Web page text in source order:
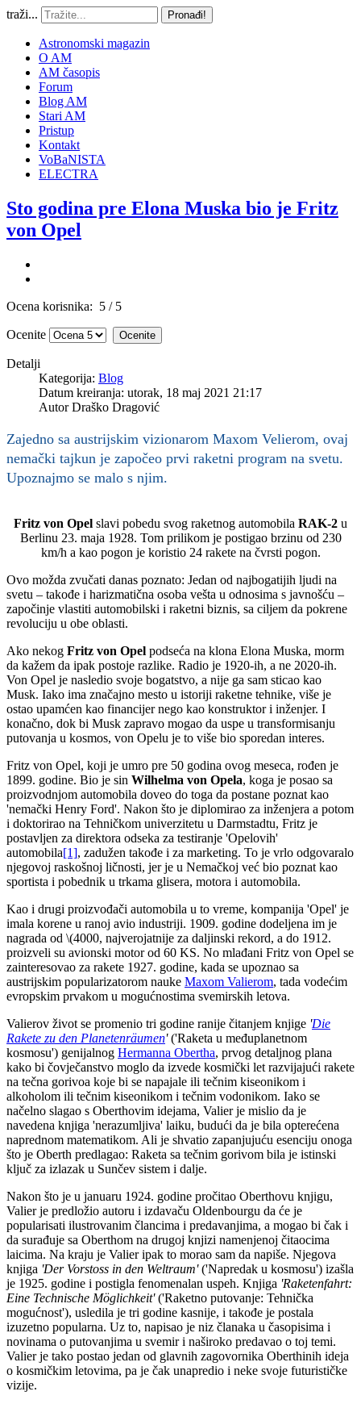
traži... Pronađi!
Astronomski magazin
O AM
AM časopis
Forum
Blog AM
Stari AM
Pristup
Kontakt
VoBaNISTA
ELECTRA
Sto godina pre Elona Muska bio je Fritz
von Opel
Ocena korisnika: 5 / 5
Ocenite
Detalji
Kategorija: Blog
Datum kreiranja: utorak, 18 maj 2021 21:17
AutorDraško Dragović
Zajedno sa austrijskim vizionarom Maxom Velierom, ovaj
nemački tajkun je započeo prvi raketni program na svetu.
Upoznajmo se malo s njim.
Fritz von Opel slavi pobedu svog raketnog automobila RAK-2 u
Berlinu 23. maja 1928. Tom prilikom je postigao brzinu od 230
km/h a kao pogon je koristio 24 rakete na čvrsti pogon.
Ovo možda zvučati danas poznato: Jedan od najbogatijih ljudi na
svetu – takođe i harizmatična osoba vešta u odnosima s javnošću –
započinje vlastiti automobilski i raketni biznis, sa ciljem da pokrene
revoluciju u obe oblasti.
Ako nekog Fritz von Opel podseća na klona Elona Muska, morm
da kažem da ipak postoje razlike. Radio je 1920-ih, a ne 2020-ih.
Von Opel je nasledio svoje bogatstvo, a nije ga sam sticao kao
Musk. Iako ima značajno mesto u istoriji raketne tehnike, više je
ostao upamćen kao financijer nego kao konstruktor i inženjer. I
konačno, dok bi Musk zapravo mogao da uspe u transformisanju
putovanja u kosmos, von Opelu je to više bio sporedan interes.
Fritz von Opel, koji je umro pre 50 godina ovog meseca, rođen je
1899. godine. Bio je sin Wilhelma von Opela, koga je posao sa
proizvodnjom automobila doveo do toga da postane poznat kao
'nemački Henry Ford'. Nakon što je diplomirao za inženjera a potom
i doktorirao na Tehničkom univerzitetu u Darmstadtu, Fritz je
postavljen za direktora odseka za testiranje 'Opelovih'
automobila[1], zadužen takođe i za marketing. To je vrlo odgovaralo
njegovoj raskošnoj ličnosti, jer je u Nemačkoj već bio poznat kao
sportista i pobednik u trkama glisera, motora i automobila.
Kao i drugi proizvođači automobila u to vreme, kompanija 'Opel' je
imala korene u ranoj avio industriji. 1909. godine dodeljena im je
nagrada od \(4000, najverojatnije za daljinski rekord, a do 1912.
proizveli su avionski motor od 60 KS. No mlađani Fritz von Opel se
zainteresovao za rakete 1927. godine, kada se upoznao sa
austrijskim popularizatorom nauke Maxom Valierom, tada vodećim
evropskim prvakom u mogućnostima svemirskih letova.
Valierov život se promenio tri godine ranije čitanjem knjige 'Die
Rakete zu den Planetenräumen'('Raketa u međuplanetnom
kosmosu') genijalnog Hermanna Obertha, prvog detaljnog plana
kako bi čovječanstvo moglo da izvede kosmički let razvijajući rakete
na tečna gorivoa koje bi se napajale ili tečnim kiseonikom i
alkoholom ili tečnim kiseonikom i tečnim vodonikom. Iako se
načelno slagao s Oberthovim idejama, Valier je mislio da je
navedena knjiga 'nerazumljiva' laiku, budući da je bila opterećena
naprednom matematikom. Ali je shvatio zapanjujuću esenciju onoga
što je Oberth predlagao: Raketa sa tečnim gorivom bila je istinski
ključ za izlazak u Sunčev sistem i dalje.
Nakon što je u januaru 1924. godine pročitao Oberthovu knjigu,
Valier je predložio autoru i izdavaču Oldenbourgu da će je
popularisati ilustrovanim člancima i predavanjima, a mogao bi čak i
da surađuje sa Oberthom na drugoj knjizi namenjenoj čitaocima
laicima. Na kraju je Valier ipak to morao sam da napiše. Njegova
knjiga 'Der Vorstoss in den Weltraum'('Napredak u kosmosu') izašla
je 1925. godine i postigla fenomenalan uspeh. Knjiga 'Raketenfahrt:
Eine Technische Möglichkeit'('Raketno putovanje: Tehnička
mogućnost'), usledila je tri godine kasnije, i takođe je postala
izuzetno popularna. Uz to, napisao je niz članaka u časopisima i
novinama o putovanjima u svemir i naširoko predavao o toj temi.
Valier je tako postao jedan od glavnih zagovornika Oberthinih ideja
o kosmičkim letovima, pa je čak unapredio i neke svoje futurističke
vizije.